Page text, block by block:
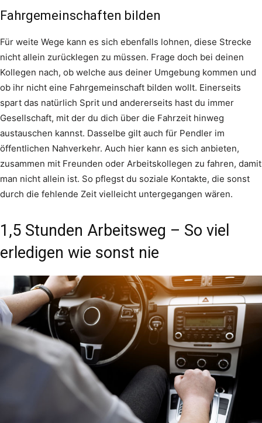
Fahrgemeinschaften bilden
Für weite Wege kann es sich ebenfalls lohnen, diese Strecke
nicht allein zurücklegen zu müssen. Frage doch bei deinen
Kollegen nach, ob welche aus deiner Umgebung kommen und
ob ihr nicht eine Fahrgemeinschaft bilden wollt. Einerseits
spart das natürlich Sprit und andererseits hast du immer
Gesellschaft, mit der du dich über die Fahrzeit hinweg
austauschen kannst. Dasselbe gilt auch für Pendler im
öffentlichen Nahverkehr. Auch hier kann es sich anbieten,
zusammen mit Freunden oder Arbeitskollegen zu fahren, damit
man nicht allein ist. So pflegst du soziale Kontakte, die sonst
durch die fehlende Zeit vielleicht untergegangen wären.
1,5 Stunden Arbeitsweg – So viel
erledigen wie sonst nie